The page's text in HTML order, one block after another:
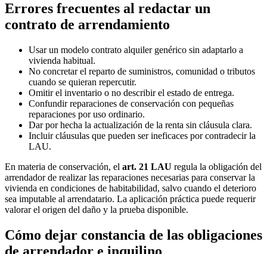
Errores frecuentes al redactar un
contrato de arrendamiento
Usar un modelo contrato alquiler genérico sin adaptarlo a
vivienda habitual.
No concretar el reparto de suministros, comunidad o tributos
cuando se quieran repercutir.
Omitir el inventario o no describir el estado de entrega.
Confundir reparaciones de conservación con pequeñas
reparaciones por uso ordinario.
Dar por hecha la actualización de la renta sin cláusula clara.
Incluir cláusulas que pueden ser ineficaces por contradecir la
LAU.
En materia de conservación, el art. 21 LAU regula la obligación del
arrendador de realizar las reparaciones necesarias para conservar la
vivienda en condiciones de habitabilidad, salvo cuando el deterioro
sea imputable al arrendatario. La aplicación práctica puede requerir
valorar el origen del daño y la prueba disponible.
Cómo dejar constancia de las obligaciones